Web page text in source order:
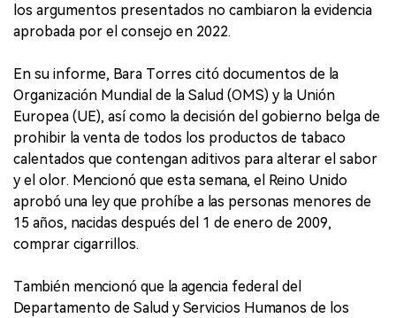
los argumentos presentados no cambiaron la evidencia
aprobada por el consejo en 2022.
En su informe, Bara Torres citó documentos de la
Organización Mundial de la Salud (OMS) y la Unión
Europea (UE), así como la decisión del gobierno belga de
prohibir la venta de todos los productos de tabaco
calentados que contengan aditivos para alterar el sabor
y el olor. Mencionó que esta semana, el Reino Unido
aprobó una ley que prohíbe a las personas menores de
15 años, nacidas después del 1 de enero de 2009,
comprar cigarrillos.
También mencionó que la agencia federal del
Departamento de Salud y Servicios Humanos de los